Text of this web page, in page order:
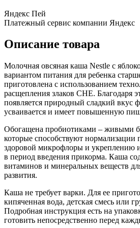
Яндекс Пей
Платежный сервис компании Яндекс
Описание товара
Молочная овсяная каша Nestle с
вариантом питания для ребенка
приготовлена с использованием
расщепления злаков CHE. Благодаря
появляется природный сладкий вкус
усваивается и имеет повышенную
Обогащена пробиотиками – живыми
которые способствуют нормализации
здоровой микрофлоры и укреплению
в период введения прикорма. Каша
витаминов и минеральных веществ
развития.
Каша не требует варки. Для ее
кипяченная вода, детская смесь или
Подробная инструкция есть на
готовить непосредственно перед